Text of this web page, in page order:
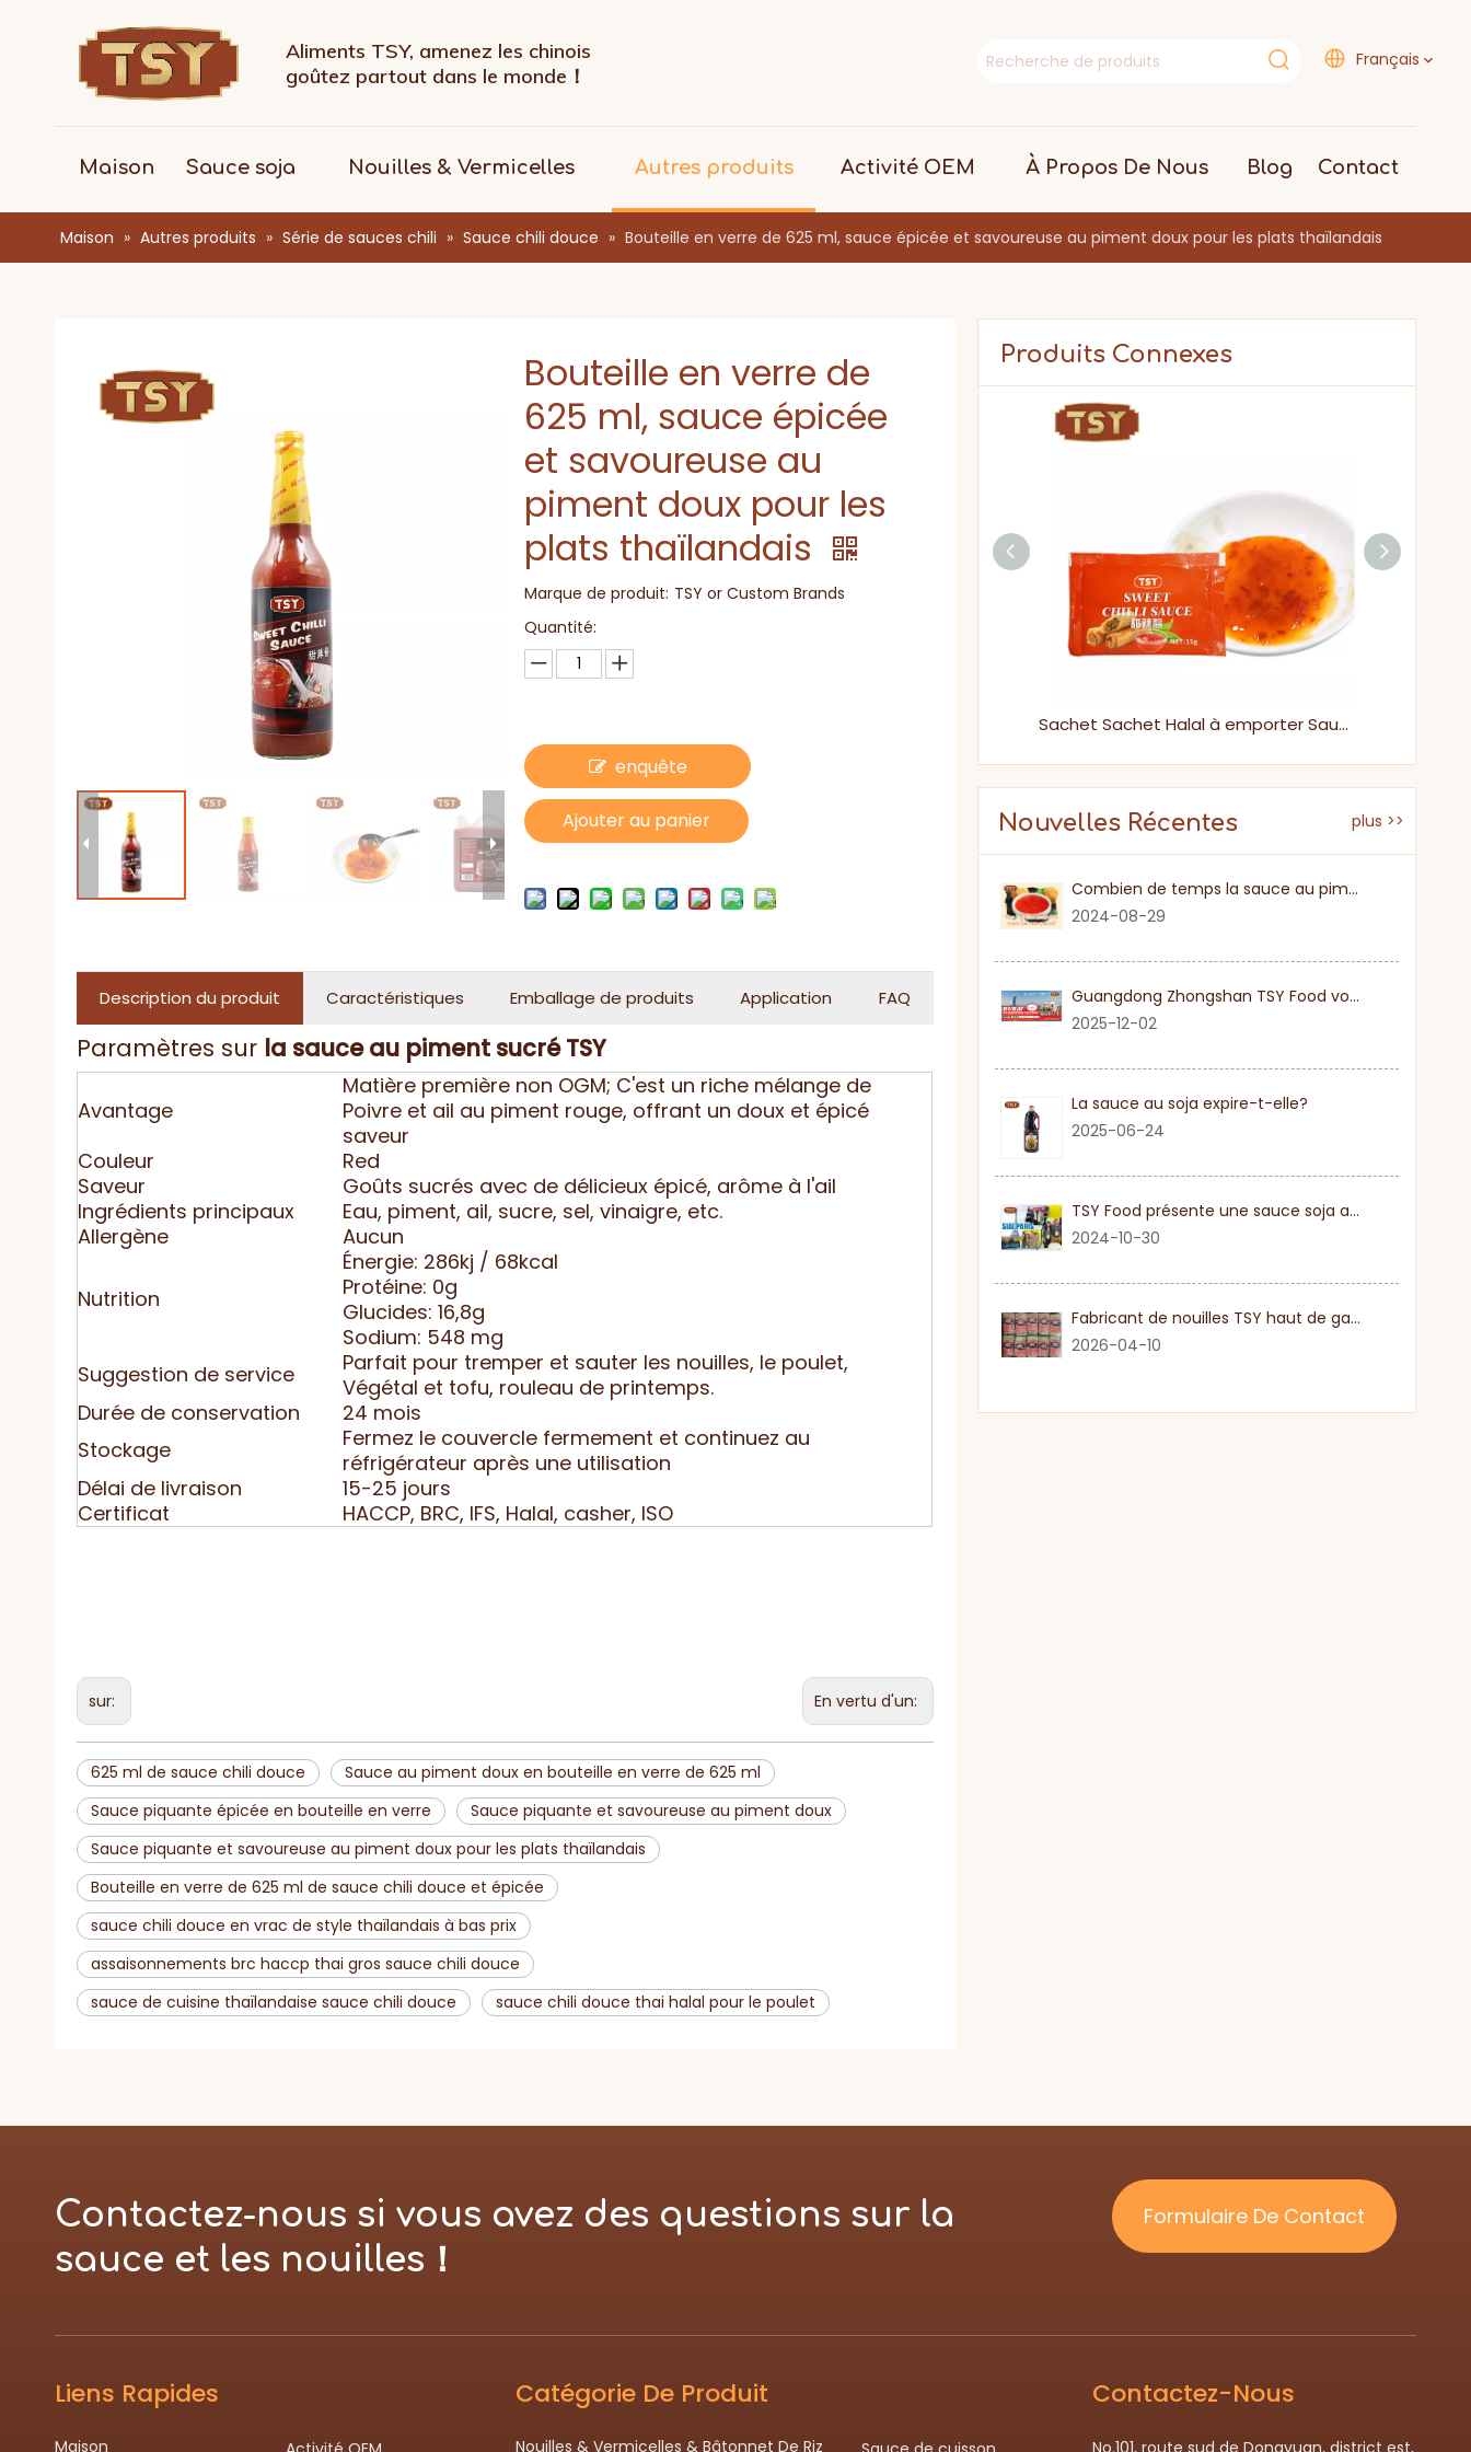
Aliments TSY, amenez les chinois
goûtez partout dans le monde！
Français
Maison Sauce soja Nouilles & Vermicelles Autres produits Activité OEM À Propos De Nous Blog Contact
Maison » Autres produits » Série de sauces chili » Sauce chili douce » Bouteille en verre de 625 ml, sauce épicée et savoureuse au piment doux pour les plats thaïlandais
Bouteille en verre de
625 ml, sauce épicée
et savoureuse au
piment doux pour les
plats thaïlandais
Marque de produit: TSY or Custom Brands
Quantité:
enquête
Ajouter au panier
Description du produit Caractéristiques Emballage de produits Application FAQ
Paramètres sur la sauceau piment sucré TSY
Avantage
Matière première non OGM; C'est un riche mélange de
Poivre et ail au piment rouge, offrant un doux et épicé
saveur
Couleur
Red
Saveur
Goûts sucrés avec de délicieux épicé, arôme à l'ail
Ingrédients principaux
Eau, piment, ail, sucre, sel, vinaigre, etc.
Allergène
Aucun
Nutrition
Énergie: 286kj / 68kcal
Protéine: 0g
Glucides: 16,8g
Sodium: 548 mg
Suggestion de service
Parfait pour tremper et sauter les nouilles, le poulet,
Végétal et tofu, rouleau de printemps.
Durée de conservation
24 mois
Stockage
Fermez le couvercle fermement et continuez au
réfrigérateur après une utilisation
Délai de livraison
15-25 jours
Certificat
HACCP, BRC, IFS, Halal, casher, ISO
sur: En vertu d'un:
625 ml de sauce chili douce
Sauce au piment doux en bouteille en verre de 625 ml
Sauce piquante épicée en bouteille en verre
Sauce piquante et savoureuse au piment doux
Sauce piquante et savoureuse au piment doux pour les plats thaïlandais
Bouteille en verre de 625 ml de sauce chili douce et épicée
sauce chili douce en vrac de style thaïlandais à bas prix
assaisonnements brc haccp thai gros sauce chili douce
sauce de cuisine thaïlandaise sauce chili douce
sauce chili douce thai halal pour le poulet
Produits Connexes
Sachet Sachet Halal à emporter Sauce au piment doux chaud pour tremper
Nouvelles Récentes plus >>
Combien de temps la sauce au piment sucré
2024-08-29
Guangdong Zhongshan TSY Food vous invite sincèrement à visiter l'exposition Gulfood de Dubaï 2026
2025-12-02
La sauce au soja expire-t-elle?
2025-06-24
TSY Food présente une sauce soja authentique au SIAL PARIS 2024
2024-10-30
Fabricant de nouilles TSY haut de gamme dans le Guangdong
2026-04-10
Contactez-nous si vous avez des questions sur la
sauce et les nouilles！
Formulaire De Contact
Liens Rapides
Maison
Catégorie De Produit
Nouilles & Vermicelles & Bâtonnet De Riz
Contactez-Nous
No.101, route sud de Dongyuan, district est,